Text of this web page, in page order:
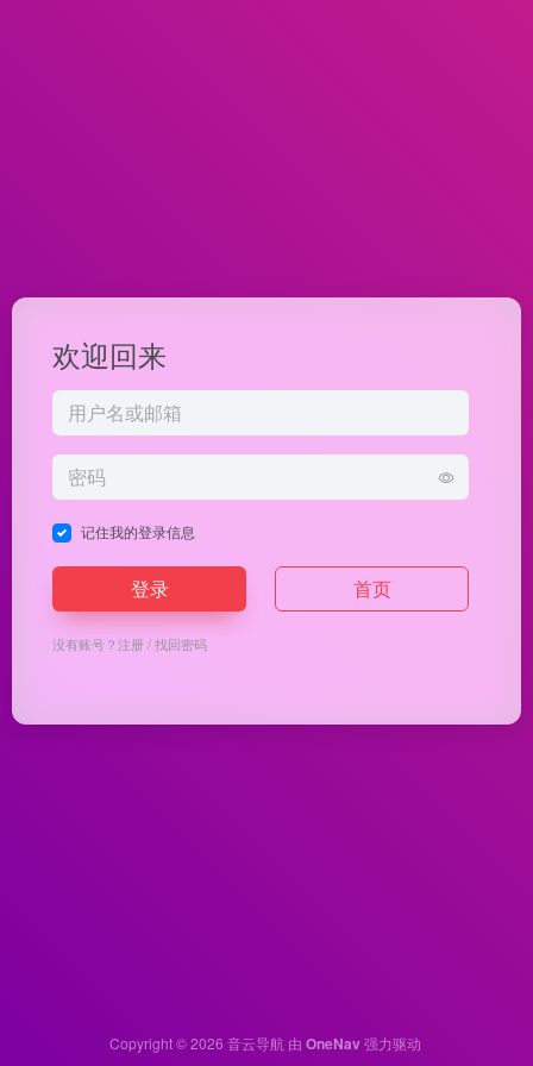
欢迎回来
记住我的登录信息
登录 首页
没有账号？注册/找回密码
Copyright © 2026 音云导航 由 OneNav强力驱动